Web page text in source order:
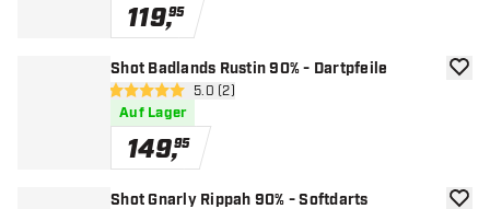
119,95
Shot Badlands Rustin 90% - Dartpfeile
Bewertungsbereich öffnen
5 Bewertungssterne
5.0 (2)
Auf Lager
149,95
Zur
Shot Gnarly Rippah 90% - Softdarts